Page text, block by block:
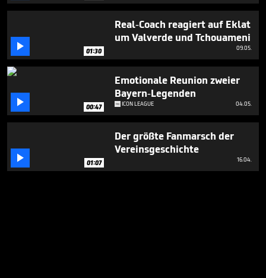
 01:30
Real-Coach reagiert auf Eklat
um Valverde und Tchouameni
09.05.
 00:47
Emotionale Reunion zweier
Bayern-Legenden
ICON LEAGUE 04.05.
 01:07
Der größte Fanmarsch der
Vereinsgeschichte
16.04.